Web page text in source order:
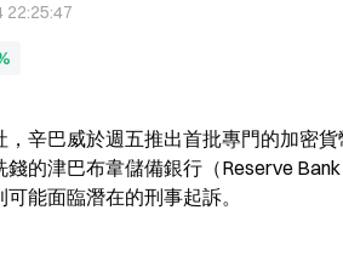
22:25:47
，辛巴威於週五推出首批專門的加密
錢的津巴布韋儲備銀行（Reserve
能面臨潛在的刑事起訴。